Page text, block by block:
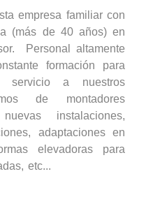
empresa familiar con
(más de 40 años) en
Personal altamente
formación para
servicio a nuestros
de montadores
instalaciones,
adaptaciones en
elevadoras para
etc...